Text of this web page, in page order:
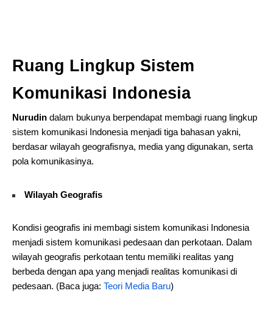
Ruang Lingkup Sistem
Komunikasi Indonesia
Nurudin dalam bukunya berpendapat membagi ruang lingkup
sistem komunikasi Indonesia menjadi tiga bahasan yakni,
berdasar wilayah geografisnya, media yang digunakan, serta
pola komunikasinya.
Wilayah Geografis
Kondisi geografis ini membagi sistem komunikasi Indonesia
menjadi sistem komunikasi pedesaan dan perkotaan. Dalam
wilayah geografis perkotaan tentu memiliki realitas yang
berbeda dengan apa yang menjadi realitas komunikasi di
pedesaan. (Baca juga: Teori Media Baru)